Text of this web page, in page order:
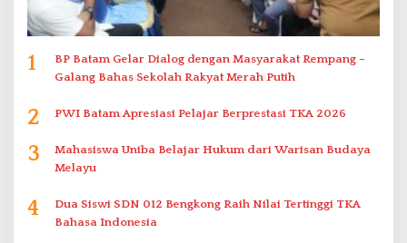
1
BP Batam Gelar Dialog dengan Masyarakat Rempang –
Galang Bahas Sekolah Rakyat Merah Putih
2 PWI Batam Apresiasi Pelajar Berprestasi TKA 2026
3
Mahasiswa Uniba Belajar Hukum dari Warisan Budaya
Melayu
4
Dua Siswi SDN 012 Bengkong Raih Nilai Tertinggi TKA
Bahasa Indonesia